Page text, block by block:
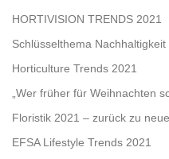
HORTIVISION TRENDS 2021
Schlüsselthema Nachhaltigkeit
Horticulture Trends 2021
„Wer früher für Weihnachten
Floristik 2021 – zurück zu
EFSA Lifestyle Trends 2021